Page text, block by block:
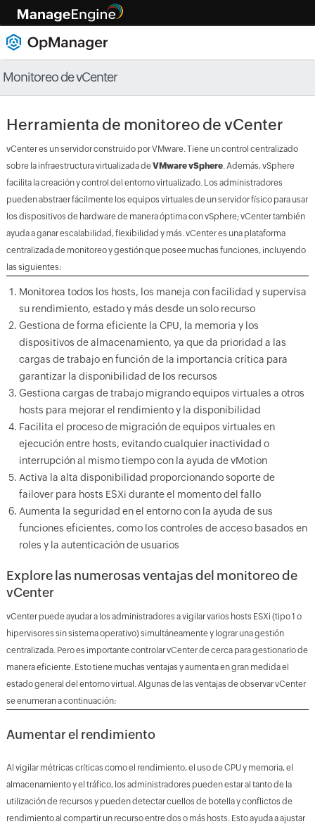
Monitoreo de vCenter
Herramienta de monitoreo de vCenter
vCenter es un servidor construido por VMware. Tiene un control centralizado
sobre la infraestructura virtualizada deVMware vSphere. Además, vSphere
facilita la creación y control del entorno virtualizado. Los administradores
pueden abstraer fácilmente los equipos virtuales de un servidor físico para usar
los dispositivos de hardware de manera óptima con vSphere; vCenter también
ayuda a ganar escalabilidad, flexibilidad y más. vCenter es una plataforma
centralizada de monitoreo y gestión que posee muchas funciones, incluyendo
las siguientes:
Monitorea todos los hosts, los maneja con facilidad y supervisa
su rendimiento, estado y más desde un solo recurso
Gestiona de forma eficiente la CPU, la memoria y los
dispositivos de almacenamiento, ya que da prioridad a las
cargas de trabajo en función de la importancia crítica para
garantizar la disponibilidad de los recursos
Gestiona cargas de trabajo migrando equipos virtuales a otros
hosts para mejorar el rendimiento y la disponibilidad
Facilita el proceso de migración de equipos virtuales en
ejecución entre hosts, evitando cualquier inactividad o
interrupción al mismo tiempo con la ayuda de vMotion
Activa la alta disponibilidad proporcionando soporte de
failover para hosts ESXi durante el momento del fallo
Aumenta la seguridad en el entorno con la ayuda de sus
funciones eficientes, como los controles de acceso basados en
roles y la autenticación de usuarios
Explore las numerosas ventajas del monitoreo de
vCenter
vCenter puede ayudar a los administradores a vigilar varios hosts ESXi (tipo 1 o
hipervisores sin sistema operativo ) simultáneamente y lograr una gestión
centralizada. Pero es importante controlar vCenter de cerca para gestionarlo de
manera eficiente. Esto tiene muchas ventajas y aumenta en gran medida el
estado general del entorno virtual. Algunas de las ventajas de observar vCenter
se enumeran a continuación:
Aumentar el rendimiento
Al vigilar métricas críticas como el rendimiento, el uso de CPU y memoria, el
almacenamiento y el tráfico, los administradores pueden estar al tanto de la
utilización de recursos y pueden detectar cuellos de botella y conflictos de
rendimiento al compartir un recurso entre dos o más hosts. Esto ayuda a ajustar